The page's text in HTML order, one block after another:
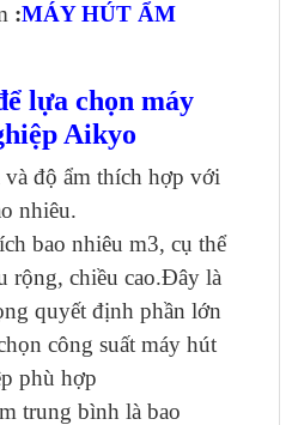
:MÁY HÚT ẨM
lựa chọn máy
Aikyo
độ ẩm thích hợp với
nhiêu.
bao nhiêu m3, cụ thể
rộng, chiều cao.Đây là
quyết định phần lớn
công suất máy hút
phù hợp
trung bình là bao